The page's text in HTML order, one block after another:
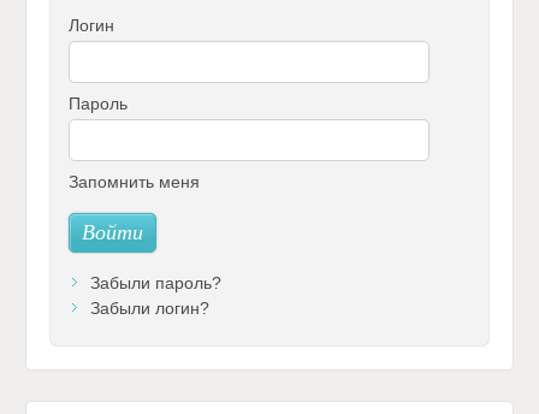
Логин
Пароль
Запомнить меня
Забыли пароль?
Забыли логин?